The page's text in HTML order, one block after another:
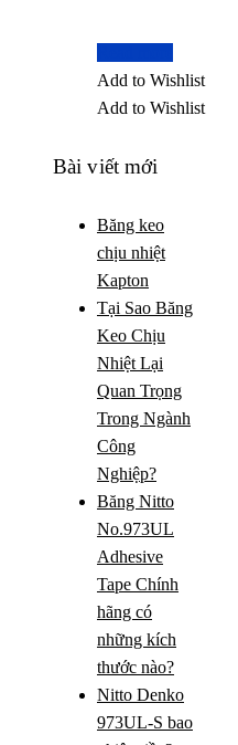
Add to Wishlist
Add to Wishlist
Bài viết mới
Băng keo
chịu nhiệt
Kapton
Tại Sao Băng
Keo Chịu
Nhiệt Lại
Quan Trọng
Trong Ngành
Công
Nghiệp?
Băng Nitto
No.973UL
Adhesive
Tape Chính
hãng có
những kích
thước nào?
Nitto Denko
973UL-S bao